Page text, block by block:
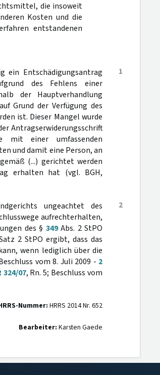
die insoweit
Kosten und die
entstandenen
1
ein Entschädigungsantrag
des Fehlens einer
der Hauptverhandlung
Grund der Verfügung des
ist. Dieser Mangel wurde
Antragserwiderungsschrift
mit einer umfassenden
und damit eine Person, an
(...) gerichtet werden
erhalten hat (vgl. BGH,
2
ungeachtet des
aufrechterhalten,
des § 349Abs. 2 StPO
2 StPO ergibt, dass das
wenn lediglich über die
vom 8. Juli 2009 - 2
324/07, Rn. 5; Beschluss vom
Nummer: HRRS 2014 Nr. 652
Bearbeiter: Karsten Gaede